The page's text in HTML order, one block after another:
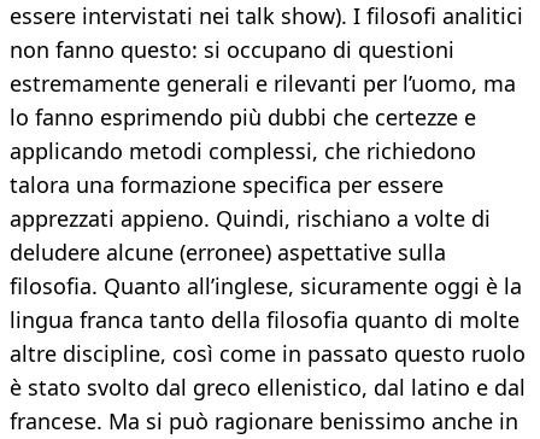
essere intervistati nei talk show). I filosofi analitici
non fanno questo: si occupano di questioni
estremamente generali e rilevanti per l’uomo, ma
lo fanno esprimendo più dubbi che certezze e
applicando metodi complessi, che richiedono
talora una formazione specifica per essere
apprezzati appieno. Quindi, rischiano a volte di
deludere alcune (erronee) aspettative sulla
filosofia. Quanto all’inglese, sicuramente oggi è la
lingua franca tanto della filosofia quanto di molte
altre discipline, così come in passato questo ruolo
è stato svolto dal greco ellenistico, dal latino e dal
francese. Ma si può ragionare benissimo anche in